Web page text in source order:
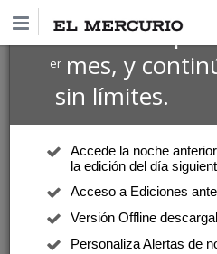
Suscríbete por
ermes, y
sin límites.
Accede la noche
la edición del día
Acceso a Ediciones
Versión Offline
Personaliza Alertas de